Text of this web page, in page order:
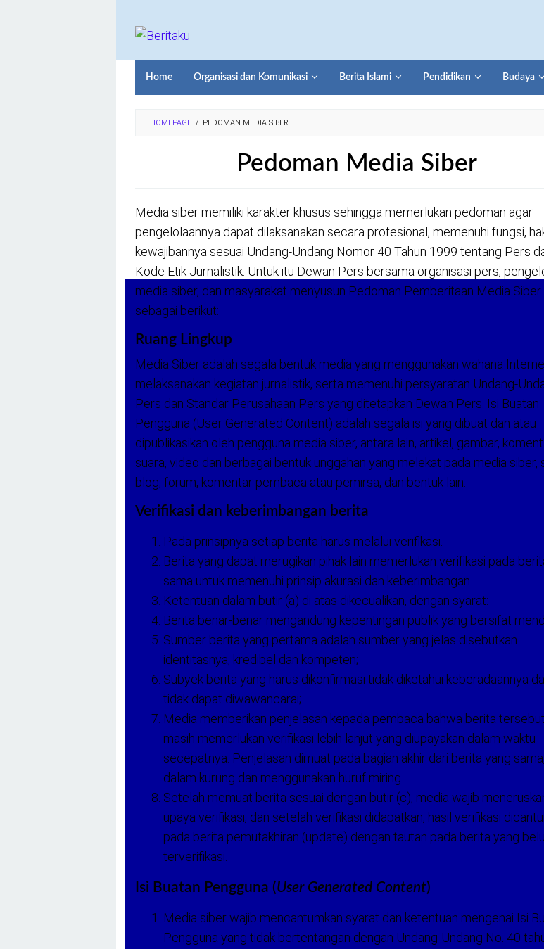
Home Organisasi dan Komunikasi Berita Islami Pendidikan Budaya
HOMEPAGE / PEDOMAN MEDIA SIBER
Pedoman Media Siber
pada
12/10/2018
Media siber memiliki karakter khusus sehingga memerlukan pedoman agar
pengelolaannya dapat dilaksanakan secara profesional, memenuhi fungsi,
kewajibannya sesuai Undang-Undang Nomor 40 Tahun 1999 tentang Pers
Kode Etik Jurnalistik. Untuk itu Dewan Pers bersama organisasi pers,
media siber, dan masyarakat menyusun Pedoman Pemberitaan Media Siber
sebagai berikut:
Ruang Lingkup
Media Siber adalah segala bentuk media yang menggunakan wahana
melaksanakan kegiatan jurnalistik, serta memenuhi persyaratan Undang-
Pers dan Standar Perusahaan Pers yang ditetapkan Dewan Pers. Isi Buatan
Pengguna (User Generated Content) adalah segala isi yang dibuat dan atau
dipublikasikan oleh pengguna media siber, antara lain, artikel, gambar,
suara, video dan berbagai bentuk unggahan yang melekat pada media siber,
blog, forum, komentar pembaca atau pemirsa, dan bentuk lain.
Verifikasi dan keberimbangan berita
Pada prinsipnya setiap berita harus melalui verifikasi.
Berita yang dapat merugikan pihak lain memerlukan verifikasi pada
sama untuk memenuhi prinsip akurasi dan keberimbangan.
Ketentuan dalam butir (a) di atas dikecualikan, dengan syarat:
Berita benar-benar mengandung kepentingan publik yang bersifat
Sumber berita yang pertama adalah sumber yang jelas disebutkan
identitasnya, kredibel dan kompeten;
Subyek berita yang harus dikonfirmasi tidak diketahui keberadaannya
tidak dapat diwawancarai;
Media memberikan penjelasan kepada pembaca bahwa berita tersebut
masih memerlukan verifikasi lebih lanjut yang diupayakan dalam waktu
secepatnya. Penjelasan dimuat pada bagian akhir dari berita yang
dalam kurung dan menggunakan huruf miring.
Setelah memuat berita sesuai dengan butir (c), media wajib
upaya verifikasi, dan setelah verifikasi didapatkan, hasil verifikasi
pada berita pemutakhiran (update) dengan tautan pada berita yang
terverifikasi.
Isi Buatan Pengguna (User Generated Content)
Media siber wajib mencantumkan syarat dan ketentuan mengenai Isi
Pengguna yang tidak bertentangan dengan Undang-Undang No. 40